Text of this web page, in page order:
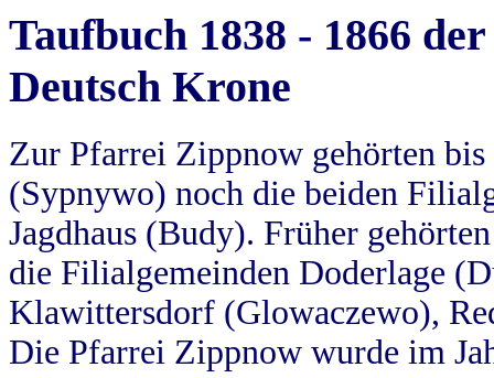
Taufbuch 1838 - 1866
Deutsch Krone
Zur Pfarrei Zippnow gehörten
(Sypnywo) noch die beiden
Jagdhaus (Budy). Früher
die Filialgemeinden Doderlage
Klawittersdorf (Glowaczewo),
Die Pfarrei Zippnow wurde im